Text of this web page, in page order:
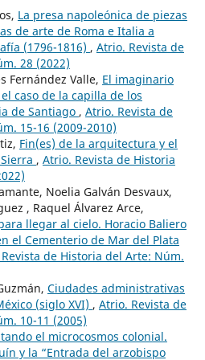
La presa napoleónica de piezas
de arte de Roma e Italia a
(1796-1816) , Atrio. Revista de
28 (2022)
Fernández Valle, El imaginario
caso de la capilla de los
de Santiago , Atrio. Revista de
15-16 (2009-2010)
Fin(es) de la arquitectura y el
, Atrio. Revista de Historia
Noelia Galván Desvaux,
, Raquel Álvarez Arce,
llegar al cielo. Horacio Baliero
el Cementerio de Mar del Plata
de Historia del Arte: Núm.
Ciudades administrativas
(siglo XVI) , Atrio. Revista de
10-11 (2005)
el microcosmos colonial.
y la “Entrada del arzobispo